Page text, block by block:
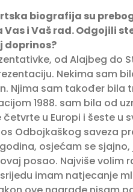
biografija su
Vas i Vaš rad. Odgojili
doprinos?
od Alajbeg do
Nekima sam
Njima sam također
1988. sam bila od
u Europi i šeste u
Odbojkaškog saveza
osjećam se
posao. Najviše volim
imam natjecanje